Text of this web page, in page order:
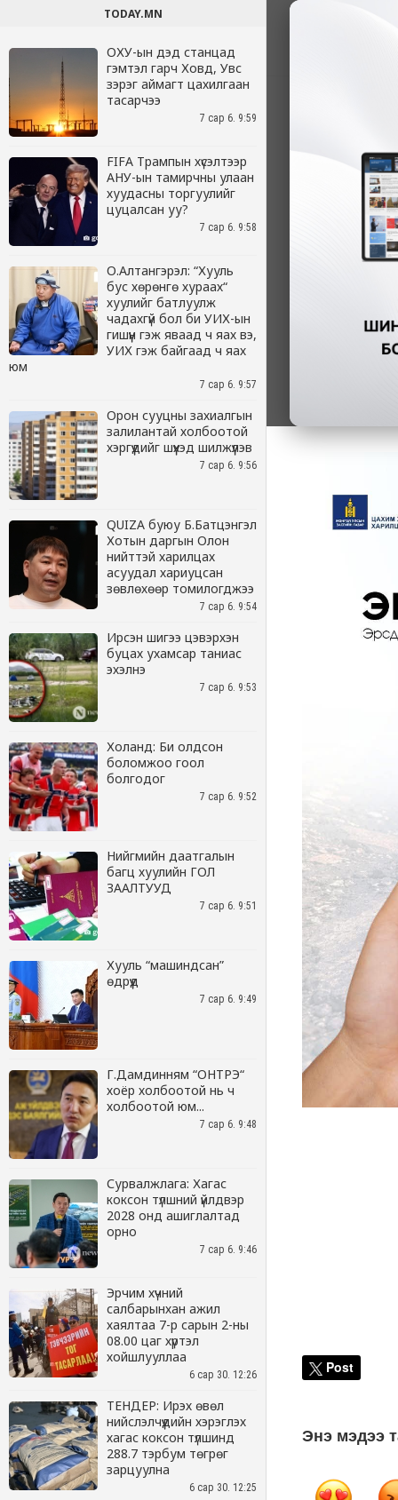
TODAY.MN
ОХУ-ын дэд станцад
гэмтэл гарч Ховд, Увс
зэрэг аймагт цахилгаан
тасарчээ
7 сар 6. 9:59
FIFA Трампын хүсэлтээр
АНУ-ын тамирчны улаан
хуудасны торгуулийг
цуцалсан уу?
7 сар 6. 9:58
О.Алтангэрэл: “Хууль
бус хөрөнгө хураах“
хуулийг батлуулж
чадахгүй бол би УИХ-ын
гишүүн гэж яваад ч яах вэ,
УИХ гэж байгаад ч яах
юм
7 сар 6. 9:57
Орон сууцны захиалгын
залилантай холбоотой
хэргүүдийг шүүхэд шилжүүлэв
7 сар 6. 9:56
QUIZA буюу Б.Батцэнгэл
Хотын даргын Олон
нийттэй харилцах
асуудал хариуцсан
зөвлөхөөр томилогджээ
7 сар 6. 9:54
Ирсэн шигээ цэвэрхэн
буцах ухамсар таниас
эхэлнэ
7 сар 6. 9:53
Холанд: Би олдсон
боломжоо гоол
болгодог
7 сар 6. 9:52
Нийгмийн даатгалын
багц хуулийн ГОЛ
ЗААЛТУУД
7 сар 6. 9:51
Хууль “машиндсан”
өдрүүд
7 сар 6. 9:49
Г.Дамдинням “ОНТРЭ“
хоёр холбоотой нь ч
холбоотой юм...
7 сар 6. 9:48
Сурвалжлага: Хагас
коксон түлшний үйлдвэр
2028 онд ашиглалтад
орно
7 сар 6. 9:46
Эрчим хүчний
салбарынхан ажил
хаялтаа 7-р сарын 2-ны
08.00 цаг хүртэл
хойшлууллаа
6 сар 30. 12:26
ТЕНДЕР: Ирэх өвөл
нийслэлчүүдийн хэрэглэх
хагас коксон түлшинд
288.7 тэрбум төгрөг
зарцуулна
6 сар 30. 12:25